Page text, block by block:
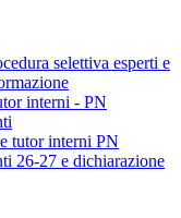
selettiva esperti e
interni - PN
tutor interni PN
26-27 e dichiarazione